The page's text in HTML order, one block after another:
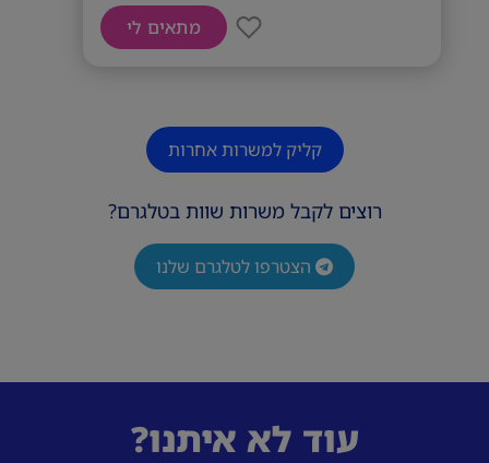
מתאים לי
קליק למשרות אחרות
רוצים לקבל משרות שוות בטלגרם?
הצטרפו לטלגרם שלנו
עוד לא איתנו?